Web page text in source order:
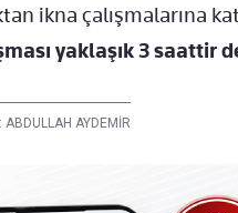
ikna çalışmalarına
yaklaşık 3 saattir
ABDULLAH AYDEMİR